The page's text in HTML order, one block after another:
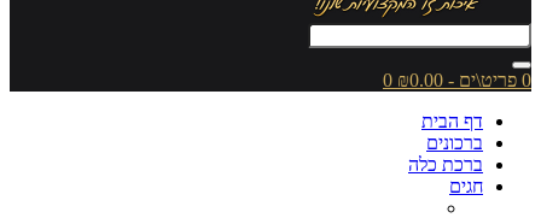
0 פריט\ים - ₪0.00
0
דף הבית
ברכונים
ברכת כלה
חגים